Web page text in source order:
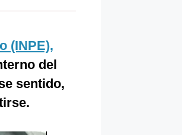
(INPE),
del
sentido,